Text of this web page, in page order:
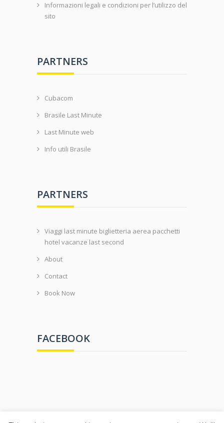
Informazioni legali e condizioni per l’utilizzo del
sito
PARTNERS
Cubacom
Brasile Last Minute
Last Minute web
Info utili Brasile
PARTNERS
Viaggi last minute biglietteria aerea pacchetti
hotel vacanze last second
About
Contact
Book Now
FACEBOOK